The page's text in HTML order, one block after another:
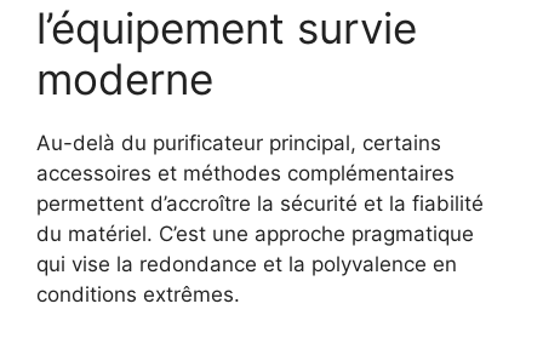
l’équipement survie
moderne
Au-delà du purificateur principal, certains
accessoires et méthodes complémentaires
permettent d’accroître la sécurité et la fiabilité
du matériel. C’est une approche pragmatique
qui vise la redondance et la polyvalence en
conditions extrêmes.